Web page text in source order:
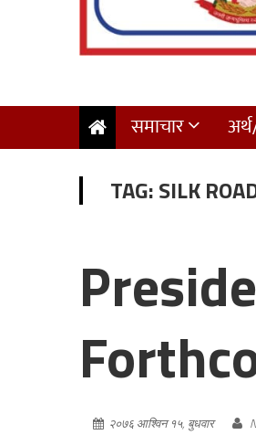
समाचार
TAG:SILK
२०७६ आश्विन १५, बुधवार